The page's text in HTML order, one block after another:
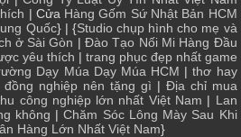
| Cửa Hàng Gốm Sứ Nhật Bản HCM
Quốc} | {Studio chụp hình cho mẹ và
ở Sài Gòn |Đào Tạo Nối Mi Hàng Đầu
yêu thích | trang phục đẹp nhất game
Dạy Múa Dạy Múa HCM |thơ hay
đồng nghiệp nên tặng gì | Địa chỉ mua
công nghiệp lớn nhất Việt Nam | Lan
không |Chăm Sóc Lông Mày Sau Khi
Hàng Lớn Nhất Việt Nam}